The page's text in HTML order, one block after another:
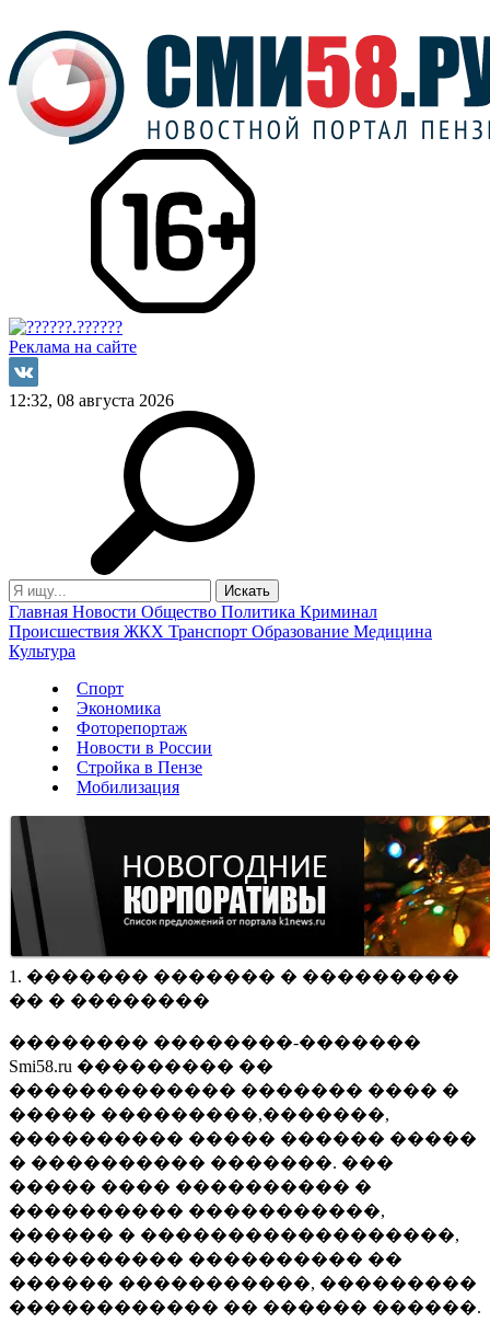
Реклама на сайте
12:32, 08 августа 2026
Главная Новости Общество Политика Криминал
Происшествия ЖКХ Транспорт Образование Медицина
Культура
Спорт
Экономика
Фоторепортаж
Новости в России
Стройка в Пензе
Мобилизация
1. ������� ������� � ���������
�� � ��������
�������� ��������-�������
Smi58.ru ��������� ��
������������� ������� ���� �
����� ���������,�������,
���������� ����� ������ �����
� ���������� �������. ���
����� ���� ���������� �
���������� �����������,
������ � ������������������,
���������� ���������� ��
������ �����������, ���������
������������ �� ������ ������.